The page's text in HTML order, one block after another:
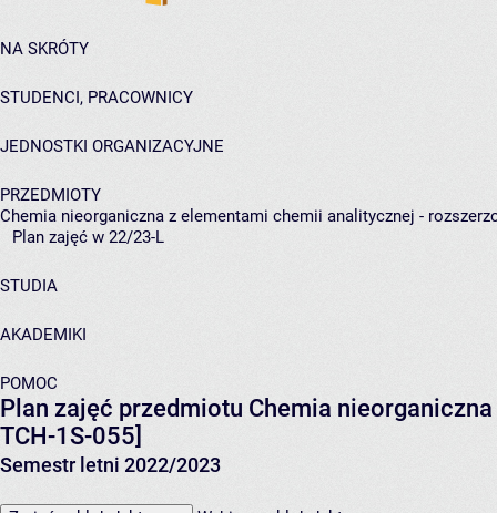
NA SKRÓTY
STUDENCI, PRACOWNICY
JEDNOSTKI ORGANIZACYJNE
PRZEDMIOTY
Chemia nieorganiczna z elementami chemii analitycznej -
Plan zajęć w 22/23-L
STUDIA
AKADEMIKI
POMOC
Plan zajęć przedmiotu Chemia
TCH-1S-055]
Semestr letni 2022/2023